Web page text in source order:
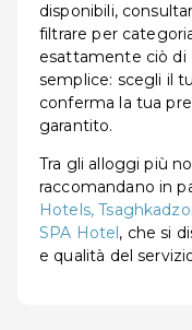
disponibili,
filtrare per
esattamente ciò di
semplice: scegli il
conferma la tua
garantito.
Tra gli alloggi più
raccomandano in
Hotels,
SPA Hotel, che si
e qualità del